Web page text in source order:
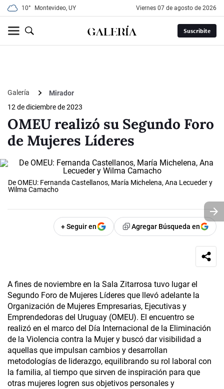
10° Montevideo, UY viernes 07 de agosto de 2026
Suscribite
Galería
Mirador
12 de diciembre de 2023
OMEU realizó su Segundo Foro
de Mujeres Líderes
De OMEU: Fernanda Castellanos, María Michelena, Ana Lecueder y
Wilma Camacho
+ Seguir en Agregar Búsqueda en
A fines de noviembre en la Sala Zitarrosa tuvo lugar el
Segundo Foro de Mujeres Líderes que llevó adelante la
Organización de Mujeres Empresarias, Ejecutivas y
Emprendedoras del Uruguay (OMEU). El encuentro se
realizó en el marco del Día Internacional de la Eliminación
de la Violencia contra la Mujer y buscó dar visibilidad a
aquellas que impulsan cambios y desarrollan
metodologías de liderazgo, equilibrando su rol laboral con
la familia, al tiempo que sirven de inspiración para que
otras mujeres logren sus objetivos personales y